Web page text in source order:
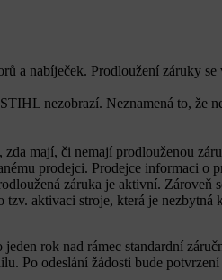
nabíječek. Prodloužení záruky
nezobrazí. Neznamená to, že
mají, či nemají prodlouženou
prodejci. Prodejce informaci o
záruka je aktivní. Zároveň
aktivaci stroje, která je
rok nad rámec standardní
Po odeslání žádosti bude